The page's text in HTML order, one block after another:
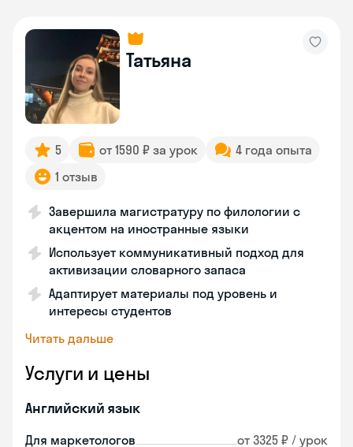
Татьяна
5 от 1590 ₽ за урок
4 года опыта
1 отзыв
Завершила магистратуру по филологии с
акцентом на иностранные языки
Использует коммуникативный подход для
активизации словарного запаса
Адаптирует материалы под уровень и
интересы студентов
Читать дальше
Услуги и цены
Английский язык
Для маркетологов от 3325 ₽ / урок